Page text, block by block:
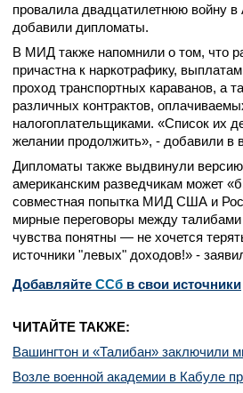
провалила двадцатилетнюю войну в
добавили дипломаты.
В МИД также напомнили о том, что
причастна к наркотрафику,
проход транспортных караванов, а
различных контрактов,
налогоплательщиками. «Список их
желании продолжить», - добавили в
Дипломаты также выдвинули
американским разведчикам может
совместная попытка МИД США и
мирные переговоры между
чувства понятны — не хочется
источники "левых" доходов!» -
Добавляйте CСб в свои источники
ЧИТАЙТЕ ТАКЖЕ:
Вашингтон и «Талибан» заключили
Возле военной академии в Кабуле